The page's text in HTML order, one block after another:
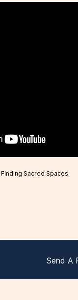
Finding Sacred Spaces.
Send A